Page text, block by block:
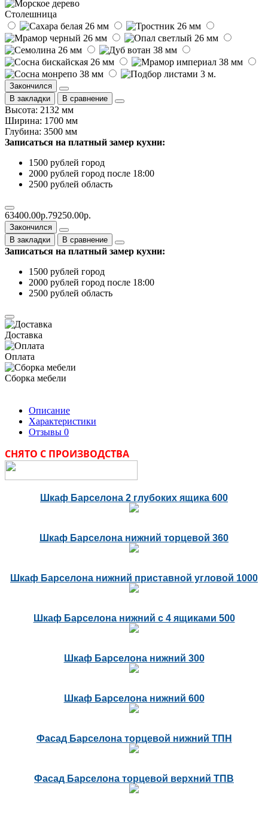
Столешница
Закончился
В закладки
В сравнение
Высота: 2132 мм
Ширина: 1700 мм
Глубина: 3500 мм
Записаться на платный замер кухни:
1500 рублей город
2000 рублей город после 18:00
2500 рублей область
63400.00р.79250.00р.
Закончился
В закладки
В сравнение
Записаться на платный замер кухни:
1500 рублей город
2000 рублей город после 18:00
2500 рублей область
Доставка
Оплата
Сборка мебели
Описание
Характеристики
Отзывы 0
СНЯТО С ПРОИЗВОДСТВА
Шкаф Барселона 2 глубоких ящика 600
Шкаф Барселона нижний торцевой 360
Шкаф Барселона нижний приставной угловой 1000
Шкаф Барселона нижний с 4 ящиками 500
Шкаф Барселона нижний 300
Шкаф Барселона нижний 600
Фасад Барселона торцевой нижний ТПН
Фасад Барселона торцевой верхний ТПВ